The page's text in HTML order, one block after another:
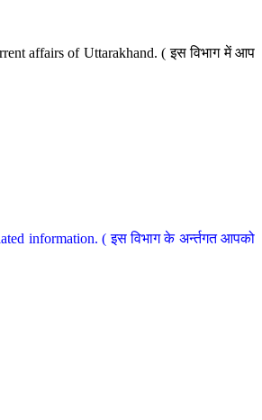
affairs of Uttarakhand. ( इस विभाग में आप
information. ( इस विभाग के अर्न्तगत आपको